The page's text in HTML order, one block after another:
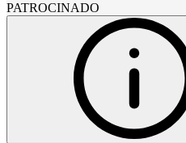
PATROCINADO